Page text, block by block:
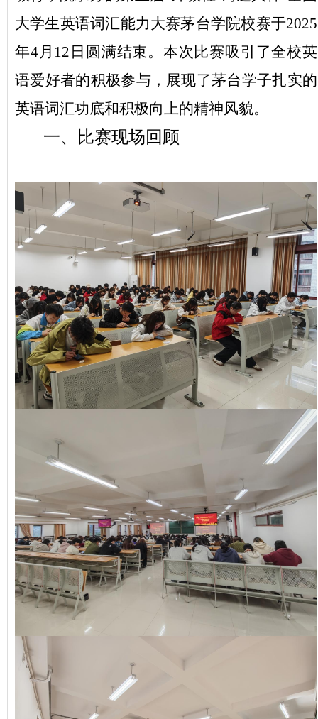
大学生英语词汇能力大赛茅台学院校赛于2025
年4月12日圆满结束。本次比赛吸引了全校英
语爱好者的积极参与，展现了茅台学子扎实的
英语词汇功底和积极向上的精神风貌。
一、比赛现场回顾